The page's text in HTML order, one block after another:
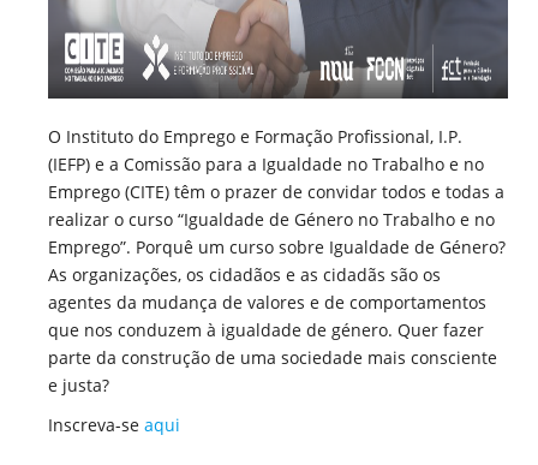
O Instituto do Emprego e Formação Profissional, I.P.
(IEFP) e a Comissão para a Igualdade no Trabalho e no
Emprego (CITE) têm o prazer de convidar todos e todas a
realizar o curso “Igualdade de Género no Trabalho e no
Emprego”. Porquê um curso sobre Igualdade de Género?
As organizações, os cidadãos e as cidadãs são os
agentes da mudança de valores e de comportamentos
que nos conduzem à igualdade de género. Quer fazer
parte da construção de uma sociedade mais consciente
e justa?
Inscreva-se aqui